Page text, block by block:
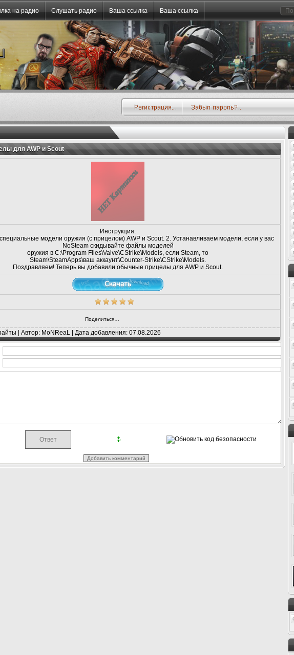
на радио Слушать радио Ваша ссылка Ваша ссылка
для AWP и Scout
Инструкция:
специальные модели оружия (с прицелом) АWP и Scout. 2. Устанавливаем модели, если у вас
NoSteam скидывайте файлы моделей
оружия в C:\Program Files\Valve\CStrike\Models, если Steam, то
Steam\SteamApps\ваш аккаунт\Counter-Strike\CStrike\Models.
Поздравляем! Теперь вы добавили обычные прицелы для AWP и Scout.
Поделиться…
| Автор: MoNReaL | Дата добавления: 07.08.2026